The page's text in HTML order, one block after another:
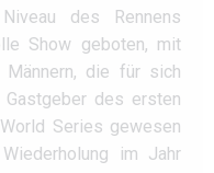
des Rennens
Show geboten, mit
Männern, die für sich
des ersten
Series gewesen
im Jahr